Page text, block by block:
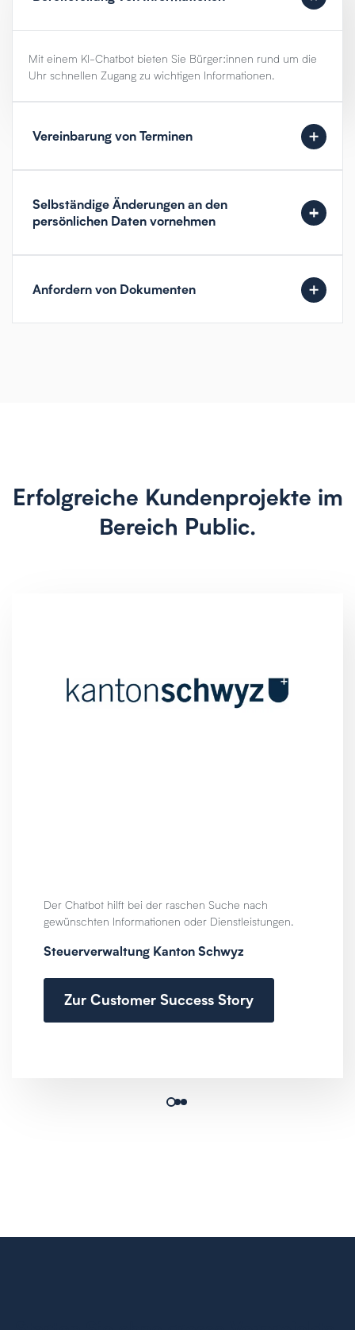
Mit einem KI-Chatbot bieten Sie Bürger:innen rund um die
Uhr schnellen Zugang zu wichtigen Informationen.
Vereinbarung von Terminen
Selbständige Änderungen an den
persönlichen Daten vornehmen
Anfordern von Dokumenten
Erfolgreiche Kundenprojekte im
Bereich Public.
Der Chatbot hilft bei der raschen Suche nach
gewünschten Informationen oder Dienstleistungen.
Steuerverwaltung Kanton Schwyz
Zur Customer Success Story